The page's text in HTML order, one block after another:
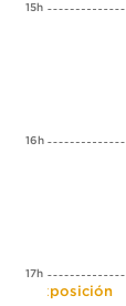
15h
16h
17h
Exposición